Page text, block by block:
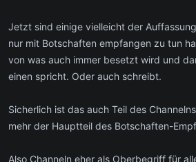
Jetzt sind einige vielleicht der
nur mit Botschaften empfangen zu tun
von was auch immer besetzt wird und
einen spricht. Oder auch schreibt.
Sicherlich ist das auch Teil des
mehr der Hauptteil des Botschaften-
Also Channeln eher als Oberbegriff für